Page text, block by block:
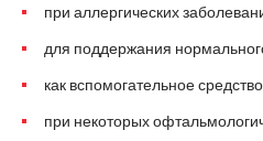
при аллергических
для поддержания
как вспомогательное
при некоторых